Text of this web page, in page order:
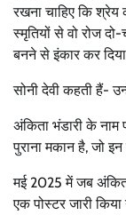
रखना चाहिए कि श्रेय
स्मृतियों से वो रोज
बनने से इंकार कर
सोनी देवी कहती हैं-
अंकिता भंडारी के
पुराना मकान है, जो
मई 2025 में जब
एक पोस्टर जारी किया